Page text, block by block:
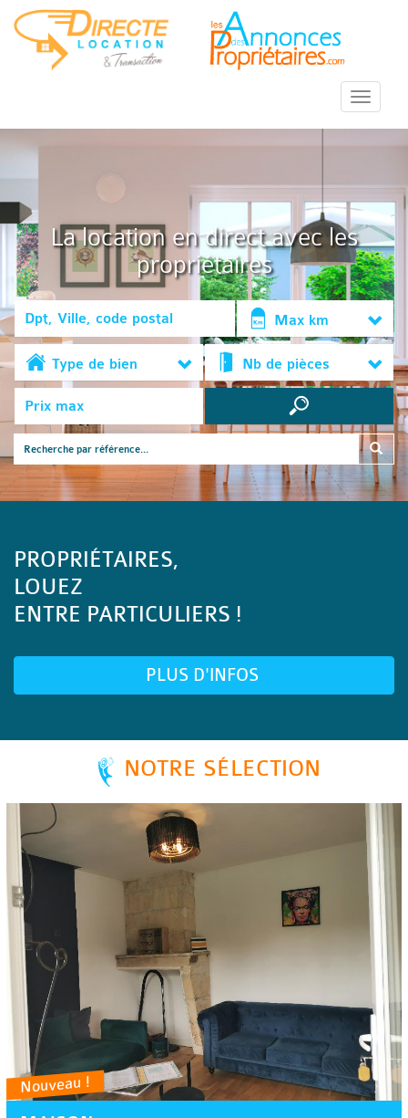
::Menu::
La location en direct avec les
propriétaires
Max km
Type de bien Nb de pièces
PROPRIÉTAIRES,
LOUEZ
ENTRE PARTICULIERS !
PLUS D'INFOS
NOTRE SÉLECTION
Nouveau !